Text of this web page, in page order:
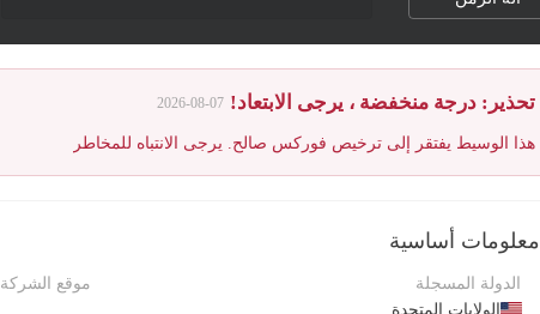
تحذير: درجة منخفضة ، يرجى الابتعاد! 2026-08-07
هذا الوسيط يفتقر إلى ترخيص فوركس صالح. يرجى الانتباه للمخاطر
معلومات أساسية
الدولة المسجلة
الولايات المتحدة
موقع الشركة